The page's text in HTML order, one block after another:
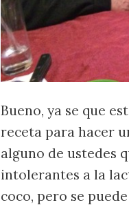
Bueno, ya se que
receta para hacer
alguno de ustedes
intolerantes a la
coco, pero se